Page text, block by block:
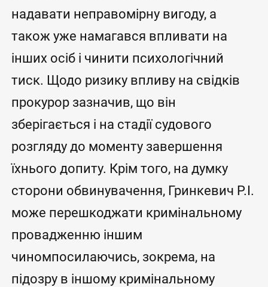
надавати неправомірну вигоду, а
також уже намагався впливати на
інших осіб і чинити психологічний
тиск. Щодо ризику впливу на свідків
прокурор зазначив, що він
зберігається і на стадії судового
розгляду до моменту завершення
їхнього допиту. Крім того, на думку
сторони обвинувачення, Гринкевич Р.І.
може перешкоджати кримінальному
провадженню іншим
чиномпосилаючись, зокрема, на
підозру в іншому кримінальному